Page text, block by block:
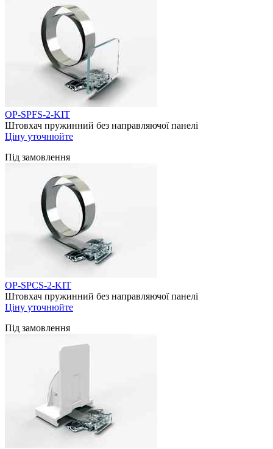
OP-SPFS-2-KIT
Штовхач пружинний без направляючої панелі
Ціну уточнюйте
Під замовлення
OP-SPСS-2-KIT
Штовхач пружинний без направляючої панелі
Ціну уточнюйте
Під замовлення